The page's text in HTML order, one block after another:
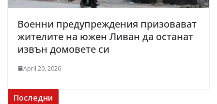
Военни предупреждения призовават
жителите на южен Ливан да останат
извън домовете си
April 20, 2026
Последни